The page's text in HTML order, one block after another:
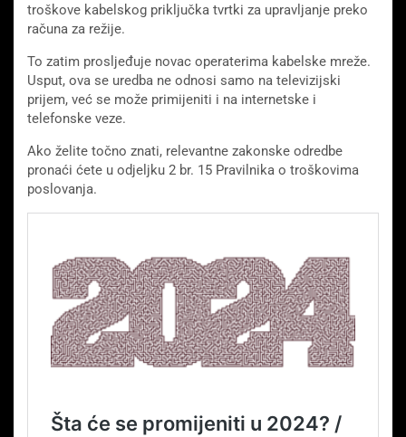
troškove kabelskog priključka tvrtki za upravljanje preko
računa za režije.
To zatim prosljeđuje novac operaterima kabelske mreže.
Usput, ova se uredba ne odnosi samo na televizijski
prijem, već se može primijeniti i na internetske i
telefonske veze.
Ako želite točno znati, relevantne zakonske odredbe
pronaći ćete u odjeljku 2 br. 15 Pravilnika o troškovima
poslovanja.